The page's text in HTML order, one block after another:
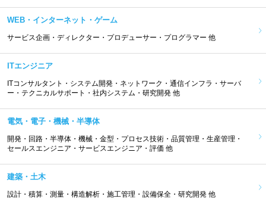
WEB・インターネット・ゲーム
サービス企画・ディレクター・プロデューサー・プログラマー 他
ITエンジニア
ITコンサルタント・システム開発・ネットワーク・通信インフラ・サーバ
ー・テクニカルサポート・社内システム・研究開発 他
電気・電子・機械・半導体
開発・回路・半導体・機械・金型・プロセス技術・品質管理・生産管理・
セールスエンジニア・サービスエンジニア・評価 他
建築・土木
設計・積算・測量・構造解析・施工管理・設備保全・研究開発 他